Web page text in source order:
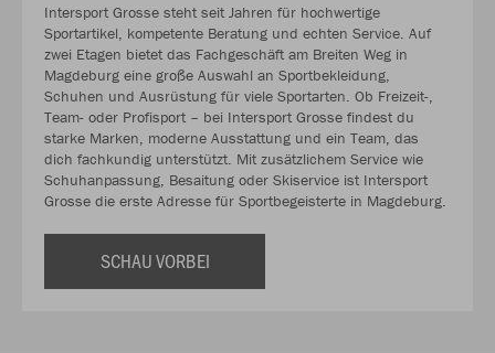
Intersport Grosse steht seit Jahren für hochwertige
Sportartikel, kompetente Beratung und echten Service. Auf
zwei Etagen bietet das Fachgeschäft am Breiten Weg in
Magdeburg eine große Auswahl an Sportbekleidung,
Schuhen und Ausrüstung für viele Sportarten. Ob Freizeit-,
Team- oder Profisport – bei Intersport Grosse findest du
starke Marken, moderne Ausstattung und ein Team, das
dich fachkundig unterstützt. Mit zusätzlichem Service wie
Schuhanpassung, Besaitung oder Skiservice ist Intersport
Grosse die erste Adresse für Sportbegeisterte in Magdeburg.
SCHAU VORBEI